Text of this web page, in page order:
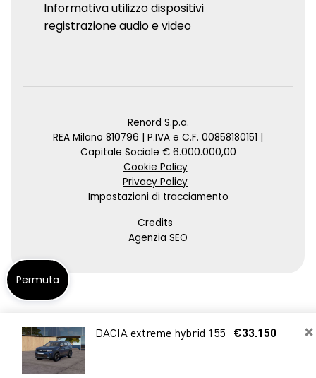
×
DACIA extreme hybrid 155 €33.150
Informativa utilizzo dispositivi
registrazione audio e video
Renord S.p.a.
REA Milano 810796 | P.IVA e C.F. 00858180151 |
Capitale Sociale € 6.000.000,00
Cookie Policy
Privacy Policy
Impostazioni di tracciamento
Credits
Agenzia SEO
Permuta